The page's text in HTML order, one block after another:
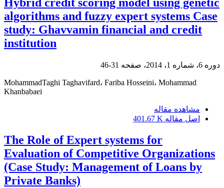
Hybrid credit scoring model using genetic
algorithms and fuzzy expert systems Case
study: Ghavvamin financial and credit
institution
دوره 6، شماره 1، 2014، صفحه 31-46
MohammadTaghi Taghavifard، Fariba Hosseini، Mohammad
Khanbabaei
مشاهده مقاله
اصل مقاله 401.67 K
The Role of Expert systems for
Evaluation of Competitive Organizations
(Case Study: Management of Loans by
Private Banks)